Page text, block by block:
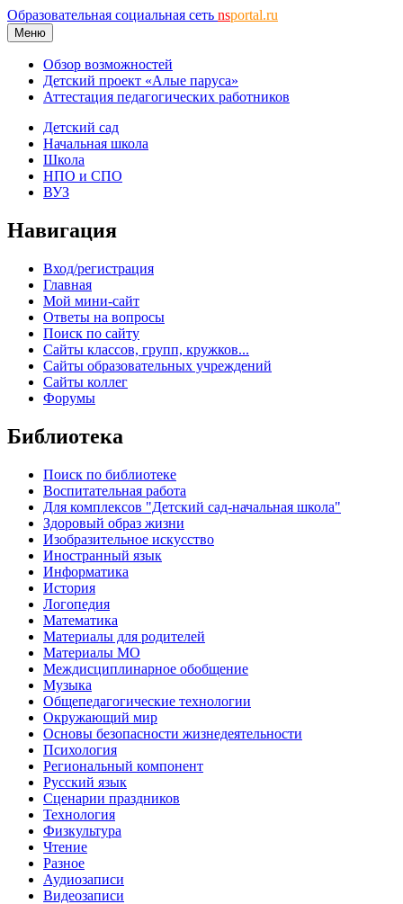
Образовательная социальная сеть nsportal.ru
Меню
Обзор возможностей
Детский проект «Алые паруса»
Аттестация педагогических работников
Детский сад
Начальная школа
Школа
НПО и СПО
ВУЗ
Навигация
Вход/регистрация
Главная
Мой мини-сайт
Ответы на вопросы
Поиск по сайту
Сайты классов, групп, кружков...
Сайты образовательных учреждений
Сайты коллег
Форумы
Библиотека
Поиск по библиотеке
Воспитательная работа
Для комплексов "Детский сад-начальная школа"
Здоровый образ жизни
Изобразительное искусство
Иностранный язык
Информатика
История
Логопедия
Математика
Материалы для родителей
Материалы МО
Междисциплинарное обобщение
Музыка
Общепедагогические технологии
Окружающий мир
Основы безопасности жизнедеятельности
Психология
Региональный компонент
Русский язык
Сценарии праздников
Технология
Физкультура
Чтение
Разное
Аудиозаписи
Видеозаписи